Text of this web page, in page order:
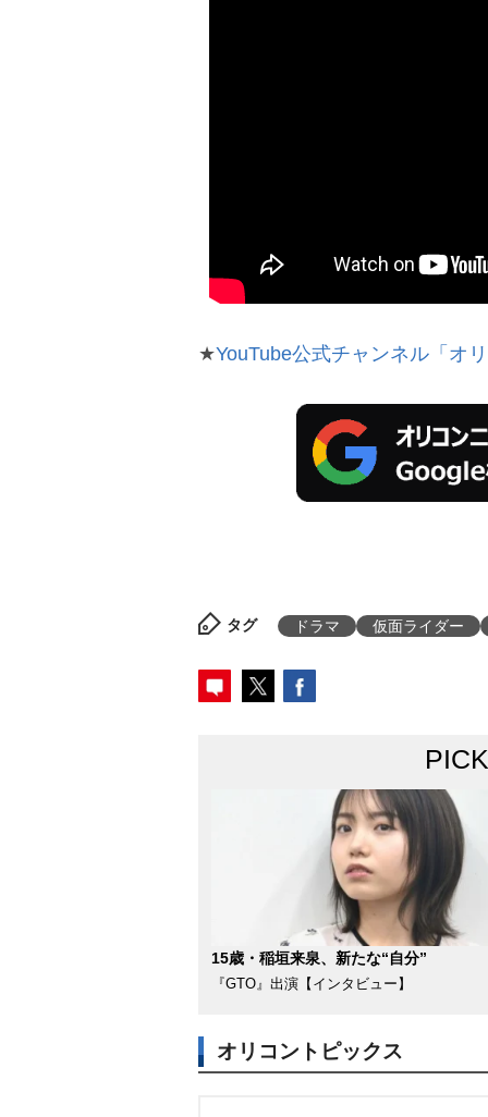
★YouTube公式チャンネル「オ
タグ ドラマ 仮面ライダー
15歳・稲垣来泉、新たな“自分”
『GTO』出演【インタビュー】
オリコントピックス